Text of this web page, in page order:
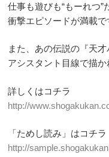
仕事も遊びも“もーれつ
衝撃エピソードが満載で
また、あの伝説の『天
アシスタント目線で描
詳しくはコチラ
http://
「ためし読み」はコチラ
http://